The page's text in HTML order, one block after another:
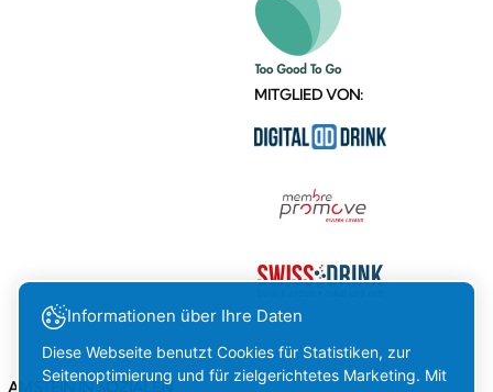
MITGLIED VON:
AMSTEIN IN SOZIALEN
Informationen über Ihre Daten
Diese Webseite benutzt Cookies für Statistiken, zur
Seitenoptimierung und für zielgerichtetes Marketing. Mit